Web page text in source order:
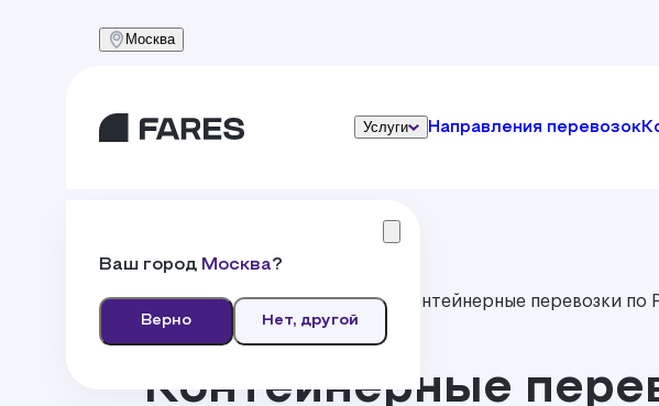
Москва
Услуги Направления перевозок
Ваш город Москва?
Верно Нет, другой
Контейнерные перевозки по
Контейнерные